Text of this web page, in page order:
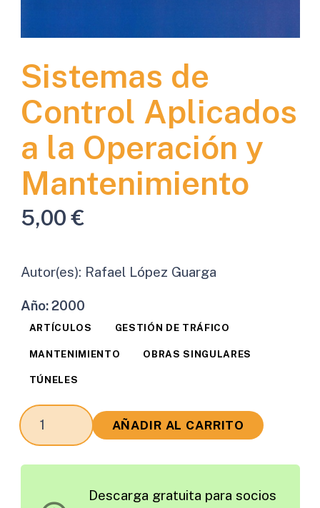
Sistemas de
Control Aplicados
a la Operación y
Mantenimiento
5,00€
Autor(es): Rafael López Guarga
Año:2000
ARTÍCULOS GESTIÓN DE TRÁFICO
MANTENIMIENTO OBRAS SINGULARES
TÚNELES
Sistemas
de
AÑADIR AL CARRITO
Descarga gratuita para socios